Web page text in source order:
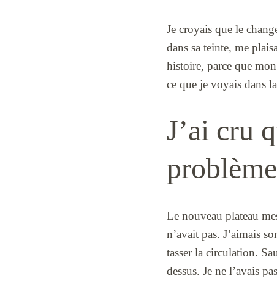
Je croyais que le
dans sa teinte, me
histoire, parce que
ce que je voyais dans
J’ai cru
problème
Le nouveau plateau
n’avait pas. J’aimais
tasser la circulation.
dessus. Je ne l’avais